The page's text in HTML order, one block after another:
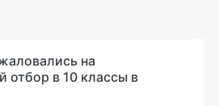
на
отбор в 10 классы в